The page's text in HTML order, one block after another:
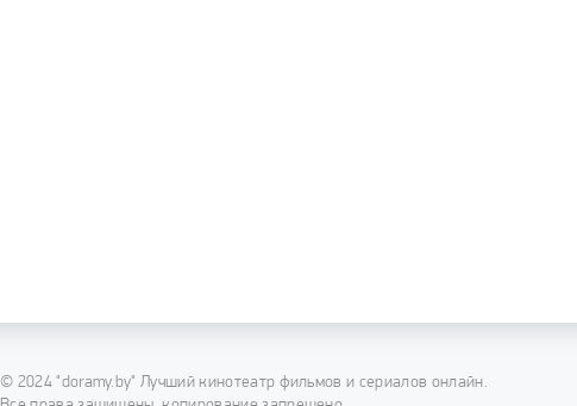
© 2024 "doramy.by" Лучший кинотеатр фильмов и сериалов онлайн.